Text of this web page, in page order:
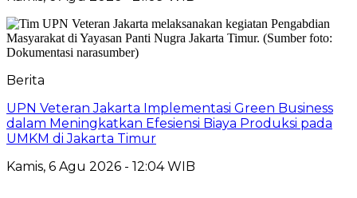
Berita
UPN Veteran Jakarta Implementasi Green Business
dalam Meningkatkan Efesiensi Biaya Produksi pada
UMKM di Jakarta Timur
Kamis, 6 Agu 2026 - 12:04 WIB